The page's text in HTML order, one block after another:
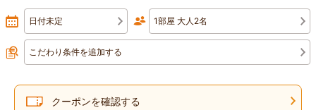
日付未定 1部屋 大人2名
こだわり条件を追加する
クーポンを確認する